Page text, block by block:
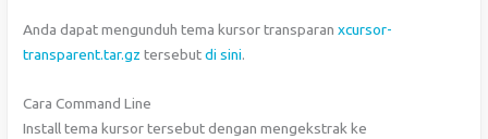
Anda dapat mengunduh tema kursor transparanxcursor-
transparent.tar.gz tersebutdi sini.
Cara Command Line
Install tema kursor tersebut dengan mengekstrak ke